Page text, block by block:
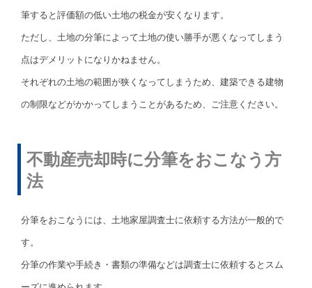
筆すると評価額の低い土地の税金が安くなります。
ただし、土地の分筆によって土地の使い勝手が悪くなってしまう
点はデメリットになりかねません。
それぞれの土地の範囲が狭くなってしまうため、建築できる建物
の制限などがかかってしまうことがあるため、ご注意ください。
不動産売却時に分筆をおこなう方
法
分筆をおこなうには、土地家屋調査士に依頼する方法が一般的で
す。
分筆の作業や手続き・書類の準備などは調査士に依頼するとスム